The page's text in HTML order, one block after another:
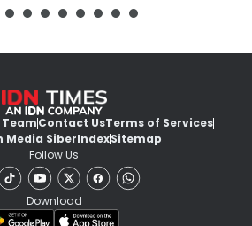
Contact UsTerms of Services
Media SiberIndexSitemap
Follow Us
Download